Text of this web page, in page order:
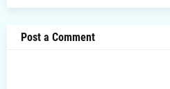
Post a Comment